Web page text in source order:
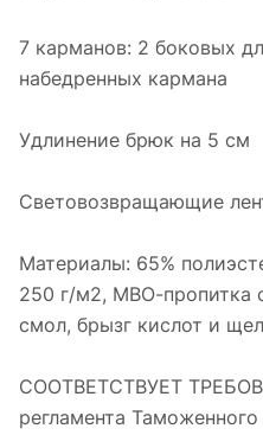
7 карманов: 2 боковых
набедренных кармана
Удлинение брюк на 5 см
Световозвращающие
Материалы: 65%
250 г/м2, МВО-пропитка
смол, брызг кислот и
СООТВЕТСТВУЕТ
регламента